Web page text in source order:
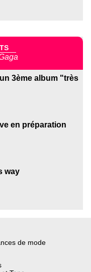
3ème album "très
en préparation
way
de mode